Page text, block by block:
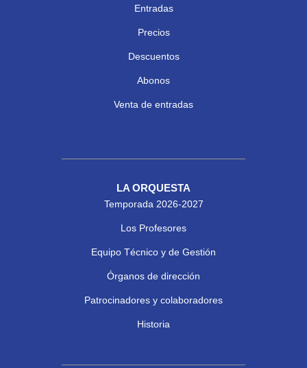
Entradas
Precios
Descuentos
Abonos
Venta de entradas
LA ORQUESTA
Temporada 2026-2027
Los Profesores
Equipo Técnico y de Gestión
Órganos de dirección
Patrocinadores y colaboradores
Historia